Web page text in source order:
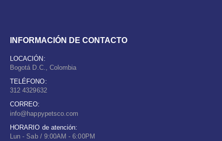
INFORMACIÓN DE CONTACTO
LOCACIÓN:
Bogotá D.C., Colombia
TELÉFONO:
312 4329632
CORREO:
info@happypetsco.com
HORARIO de atención:
Lun - Sab / 9:00AM - 6:00PM